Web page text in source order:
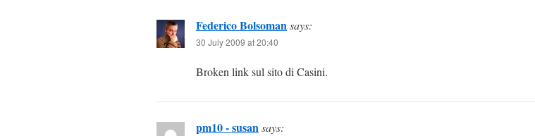
Federico Bolsomansays:
30 July 2009 at 20:40
Broken link sul sito di Casini.
pm10 - susansays: